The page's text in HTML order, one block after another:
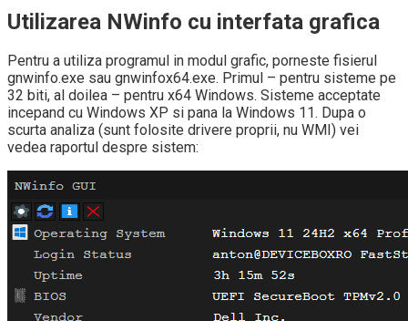
Utilizarea NWinfo cu interfata grafica
Pentru a utiliza programul in modul grafic, porneste fisierul
gnwinfo.exe sau gnwinfox64.exe. Primul – pentru sisteme pe
32 biti, al doilea – pentru x64 Windows. Sisteme acceptate
incepand cu Windows XP si pana la Windows 11. Dupa o
scurta analiza (sunt folosite drivere proprii, nu WMI) vei
vedea raportul despre sistem: